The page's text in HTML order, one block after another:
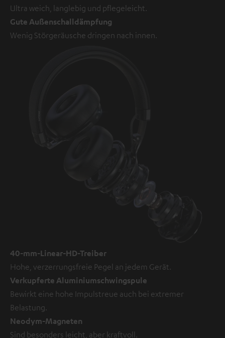
Ultra weich, langlebig und pflegeleicht.
Gute Außenschalldämpfung
Wenig Störgeräusche dringen nach innen.
40-mm-Linear-HD-Treiber
Hohe, verzerrungsfreie Pegel an jedem Gerät.
Verkupferte Aluminiumschwingspule
Bewirkt eine hohe Impulstreue auch bei extremer
Belastung.
Neodym-Magneten
Sind besonders leicht, aber kraftvoll.